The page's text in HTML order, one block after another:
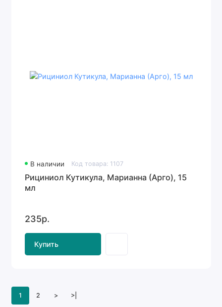
В наличии Код товара: 1107
Рициниол Кутикула, Марианна (Арго), 15
мл
235р.
Купить
1 2 > >|